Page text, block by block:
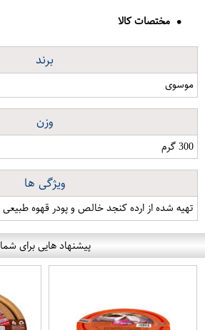
مختصات کالا
برند
موسوی
وزن
300 گرم
ویژگی ها
تهیه شده از ارده کنجد خالص و پودر قهوه طبیعی
پیشنهاد هایی برای شما